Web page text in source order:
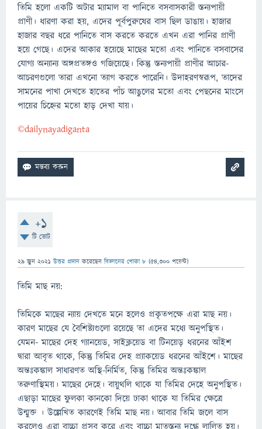
তিমি হলো একটি অটার ম্যামাল বা পানিতে বসবাসকারী স্তন্যপায়ী
প্রাণী। ধারণা করা হয়, এদের পূর্বপুরুষের বাস ছিল ডাঙায়। হাজার
হাজার বছর ধরে পানিতে বাস করতে করতে এখন এরা পানির প্রাণী
হয়ে গেছে। এদের আকার হয়েছে মাছের মতো এবং পানিতে বসবাসের
যোগ্য অন্যান্য অঙ্গপ্রতঙ্গও গজিয়েছে। কিন্তু স্তন্যপায়ী প্রাণীর আচার-
আচরণগুলো তারা এখনো ত্যাগ করতে পারেনি। উদাহরণস্বরূপ, তাদের
সামনের পাখা দেখতে হাতের পাঁচ আঙুলের মতো এবং পেছনের মাংসে
পায়ের চিহ্নের মতো হাড় দেখা যায়।
©️dailynayadiganta
+1
টি ভোট
29 জুন 2021 উত্তর প্রদান করেছেনবিজ্ঞানের পোকা ৮ (54,300 পয়েন্ট)
তিমি মাছ নয়:
তিমিকে মাছের ন্যায় দেখতে মনে হলেও প্রকৃতপক্ষে এরা মাছ নয়।
কারণ মাছের যে বৈশিষ্ট্যগুলাে রয়েছে তা এদের মধ্যে অনুপস্থিত।
যেমন- মাছের দেহ গ্যানয়েড, সাইক্লয়েড বা টিনয়েড় ধরনের আঁইশ
দ্বারা আবৃত থাকে, কিন্তু তিমির দেহ প্র্যাকয়েড ধরনের আঁইশে। মাছের
অন্তঃকঙ্কাল সাধারণত অস্থি-নির্মিত, কিন্তু তিমির অন্তঃকঙ্কাল
তরুণাস্থিময়। মাছের দেহে। বায়ুথলি থাকে যা তিমির দেহে অনুপস্থিত।
এছাড়া মাছের ফুলকা কানকো দিয়ে ঢাকা থাকে যা তিমির ক্ষেত্রে
উন্মুক্ত । উল্লেখিত কারণেই তিমি মাছ নয়। আবার তিমি জলে বাস
করলেও এরা বাচ্চা প্রসব করে এবং বাচ্চা মাতৃস্তন্য দুগ্ধে লালিত হয়।